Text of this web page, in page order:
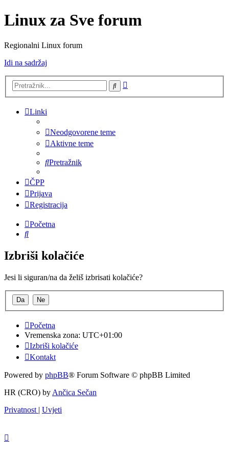
Linux za Sve forum
Regionalni Linux forum
Idi na sadržaj
Pretražnik
Linki
Neodgovorene teme
Aktivne teme
Pretražnik
ČPP
Prijava
Registracija
Početna
Pretražnik
Izbriši kolačiće
Jesi li siguran/na da želiš izbrisati kolačiće?
Početna
Vremenska zona: UTC+01:00
Izbriši kolačiće
Kontakt
Powered by phpBB® Forum Software © phpBB Limited
HR (CRO) by Ančica Sečan
Privatnost | Uvjeti